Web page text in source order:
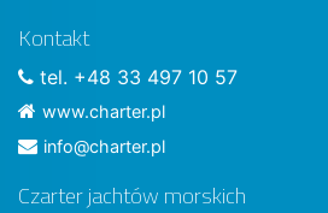
Kontakt
tel. +48 33 497 10 57
www.charter.pl
info@charter.pl
Czarter jachtów morskich